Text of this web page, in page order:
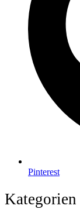
Pinterest
Kategorien